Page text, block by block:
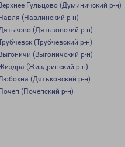
Гульцово (Думиничский р-н)
(Навлинский р-н)
(Дятьковский р-н)
(Трубчевский р-н)
(Выгоничский р-н)
(Жиздринский р-н)
(Дятьковский р-н)
(Почепский р-н)